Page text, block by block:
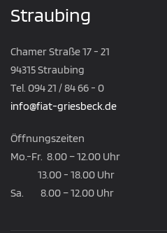
Straubing
Chamer Straße 17 - 21
94315 Straubing
Tel. 094 21 / 84 66 - 0
info@fiat-griesbeck.de
Öffnungszeiten
Mo.-Fr. 8.00 – 12.00 Uhr
13.00 - 18.00 Uhr
Sa. 8.00 – 12.00 Uhr